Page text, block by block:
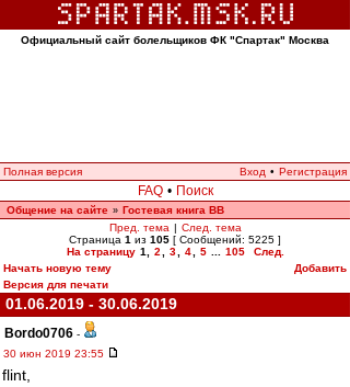
Официальный сайт болельщиков ФК "Спартак" Москва
Полная версия Вход • Регистрация
FAQ • Поиск
Общение на сайте » Гостевая книга ВВ
Пред. тема | След. тема
Страница 1 из 105 [ Сообщений: 5225 ]
На страницу 1 2 3 4 5 105
След.
Начать новую тему
Добавить
Версия для печати
01.06.2019 - 30.06.2019
Bordo0706 -
30 июн 2019 23:55
flint,